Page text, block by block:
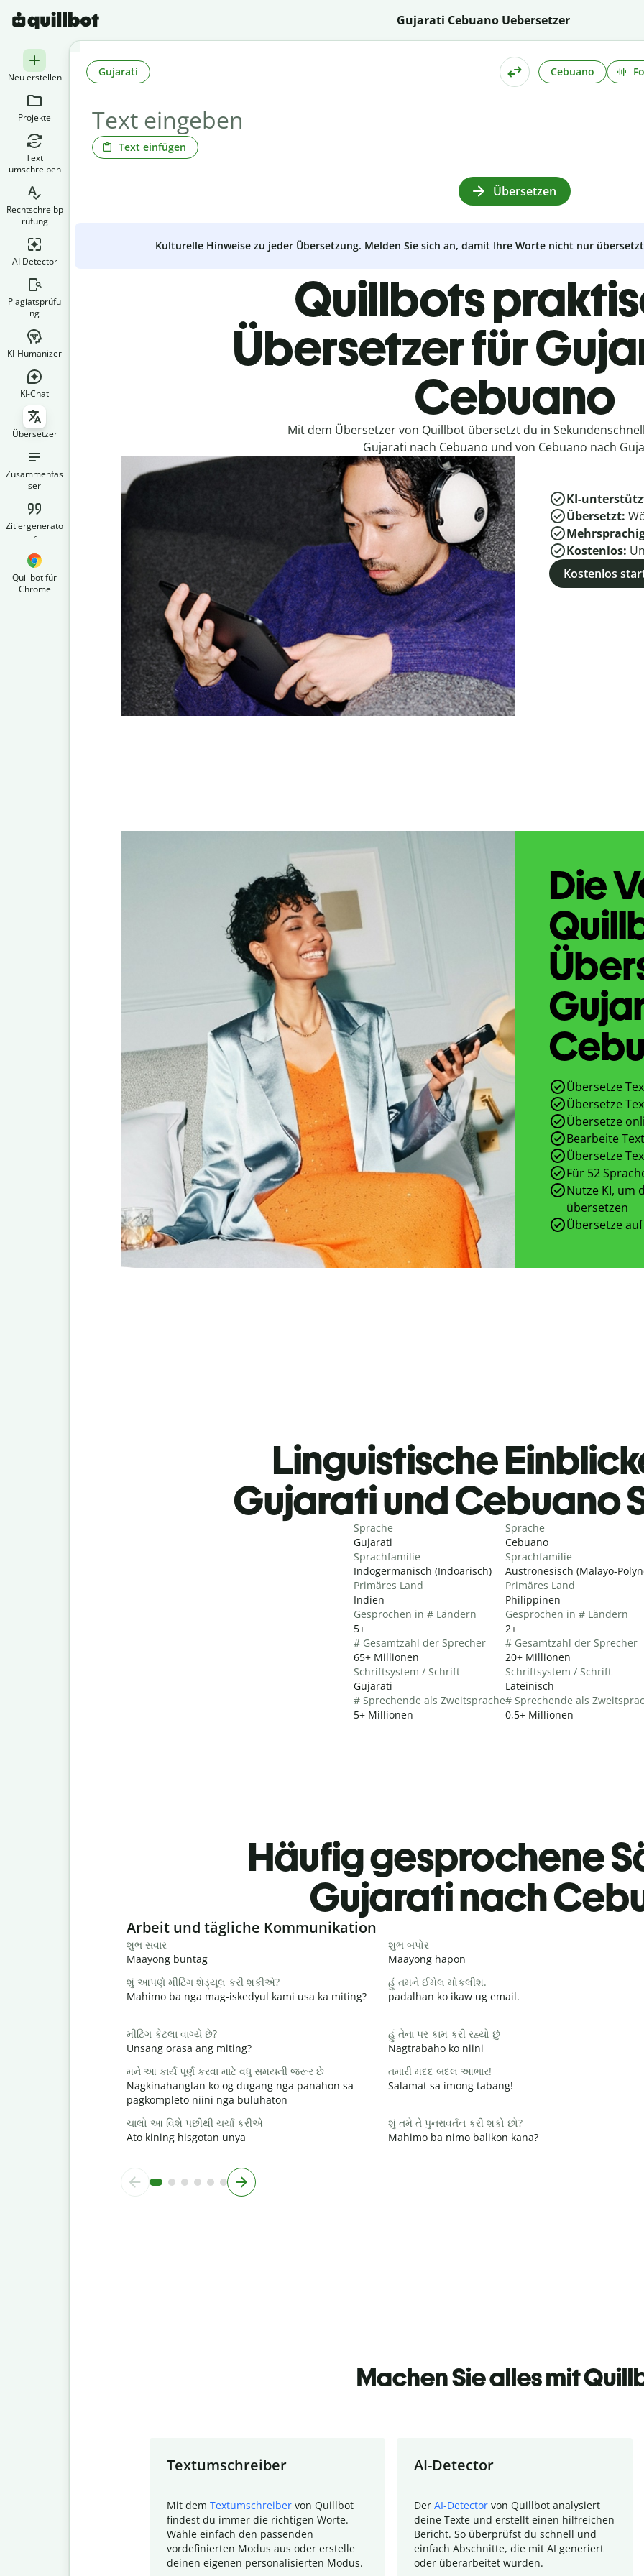
Gujarati Cebuano Uebersetzer
Neu erstellen
Projekte
Text
umschreiben
Rechtschreibp
rüfung
AI Detector
Plagiatsprüfu
ng
KI-Humanizer
KI-Chat
Übersetzer
Zusammenfas
ser
Zitiergenerato
r
Quillbot für
Chrome
Text einfügen
Gujarati Cebuano
Übersetzen
Kulturelle Hinweise zu jeder Übersetzung. Melden Sie sich an, damit Ihre Worte nicht nur
Quillbots
Übersetzer für
Cebuano
Mit dem Übersetzer von Quillbot übersetzt du in
Gujarati nach Cebuano und von Cebuano nach
KI-
Übersetzt:
Kostenlos:
Kostenlos
Die
Übersetze
Übersetze
Übersetze
Bearbeite
Übersetze
Für 52
Nutze KI, um
übersetzen
Übersetze
Linguistische
Gujarati und Cebuano
Sprache
Gujarati
Sprachfamilie
Indogermanisch (Indoarisch)
Primäres Land
Indien
Gesprochen in # Ländern
5+
# Gesamtzahl der Sprecher
65+ Millionen
Schriftsystem / Schrift
Gujarati
# Sprechende als Zweitsprache
5+ Millionen
Sprache
Cebuano
Sprachfamilie
Austronesisch (Malayo-
Primäres Land
Philippinen
Gesprochen in # Ländern
2+
# Gesamtzahl der Sprecher
20+ Millionen
Schriftsystem / Schrift
Lateinisch
# Sprechende als
0,5+ Millionen
Häufig gesprochene
Gujarati nach
Slide 1 of 6
Arbeit und tägliche Kommunikation
શુભ સવાર
Maayong buntag
શુભ બપોર
Maayong hapon
શું આપણે મીટિંગ શેડ્યૂલ કરી શકીએ?
Mahimo ba nga mag-iskedyul kami usa ka miting?
હું તમને ઈમેલ મોકલીશ.
padalhan ko ikaw ug email.
મીટિંગ કેટલા વાગ્યે છે?
Unsang orasa ang miting?
હું તેના પર કામ કરી રહ્યો છું
Nagtrabaho ko niini
મને આ કાર્ય પૂર્ણ કરવા માટે વધુ સમયની જરૂર છે
Nagkinahanglan ko og dugang nga panahon sa
pagkompleto niini nga buluhaton
તમારી મદદ બદલ આભાર!
Salamat sa imong tabang!
ચાલો આ વિશે પછીથી ચર્ચા કરીએ
Ato kining hisgotan unya
શું તમે તે પુનરાવર્તન કરી શકો છો?
Mahimo ba nimo balikon kana?
Machen Sie alles mit
Textumschreiber
Mit dem Textumschreiber von Quillbot
findest du immer die richtigen Worte.
Wähle einfach den passenden
vordefinierten Modus aus oder erstelle
deinen eigenen personalisierten Modus.
AI-Detector
Der AI-Detector von Quillbot analysiert
deine Texte und erstellt einen hilfreichen
Bericht. So überprüfst du schnell und
einfach Abschnitte, die mit AI generiert
oder überarbeitet wurden.